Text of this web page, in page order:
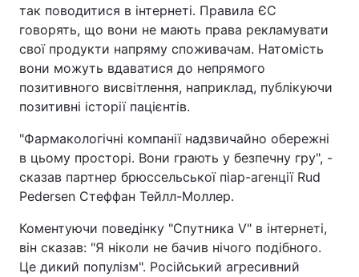
так поводитися в інтернеті. Правила ЄС
говорять, що вони не мають права рекламувати
свої продукти напряму споживачам. Натомість
вони можуть вдаватися до непрямого
позитивного висвітлення, наприклад, публікуючи
позитивні історії пацієнтів.
"Фармакологічні компанії надзвичайно обережні
в цьому просторі. Вони грають у безпечну гру", -
сказав партнер брюссельської піар-агенції Rud
Pedersen Стеффан Тейлл-Моллер.
Коментуючи поведінку "Спутника V" в інтернеті,
він сказав: "Я ніколи не бачив нічого подібного.
Це дикий популізм". Російський агресивний